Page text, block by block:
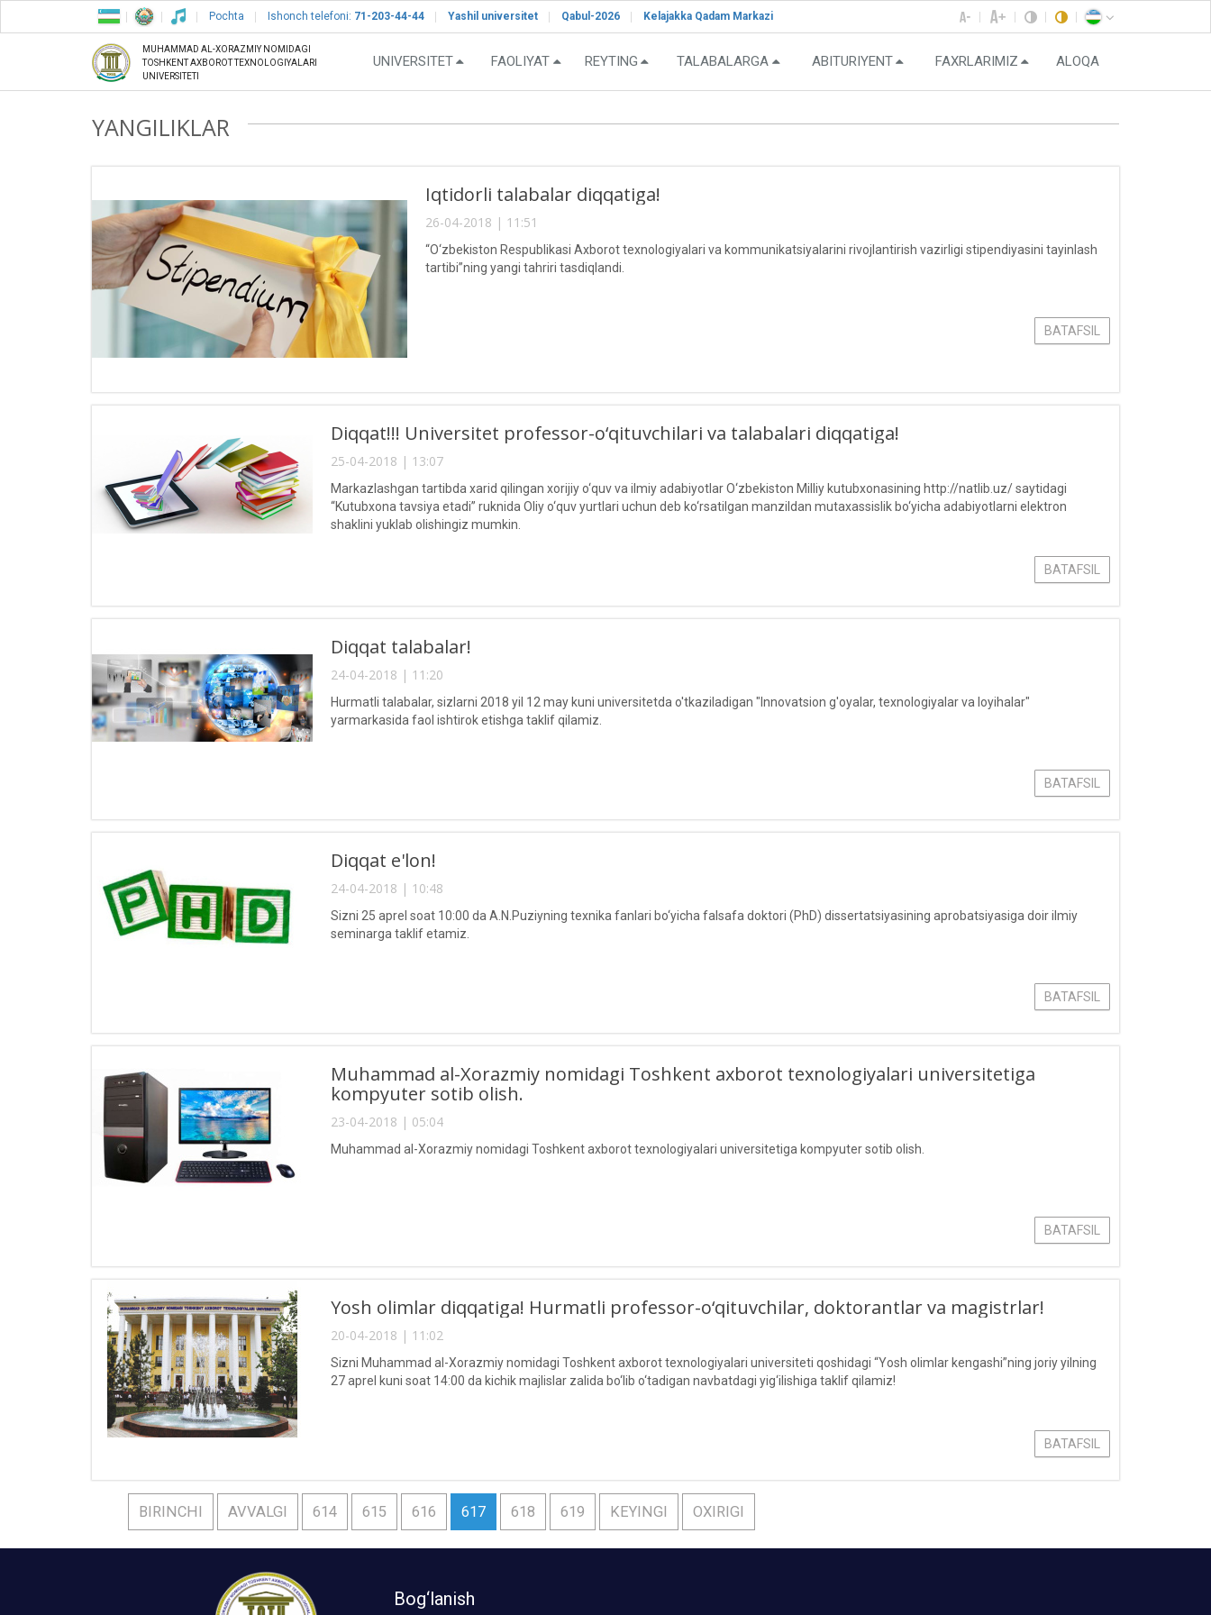
Pochta Ishonch telefoni: 71-203-44-44 Yashil universitet Qabul-2026 Kelajakka Qadam Markazi
MUHAMMAD AL-XORAZMIY NOMIDAGI
TOSHKENT AXBOROT TEXNOLOGIYALARI
UNIVERSITETI
UNIVERSITET FAOLIYAT REYTING TALABALARGA ABITURIYENT FAXRLARIMIZ ALOQA
YANGILIKLAR
Iqtidorli talabalar diqqatiga!
26-04-2018 | 11:51
“O‘zbekiston Respublikasi Axborot texnologiyalari va kommunikatsiyalarini rivojlantirish vazirligi stipendiyasini tayinlash
tartibi”ning yangi tahriri tasdiqlandi.
BATAFSIL
Diqqat!!! Universitet professor-o‘qituvchilari va talabalari diqqatiga!
25-04-2018 | 13:07
Markazlashgan tartibda xarid qilingan xorijiy o‘quv va ilmiy adabiyotlar O‘zbekiston Milliy kutubxonasining http://natlib.uz/ saytidagi
“Kutubxona tavsiya etadi” ruknida Oliy o‘quv yurtlari uchun deb ko‘rsatilgan manzildan mutaxassislik bo‘yicha adabiyotlarni elektron
shaklini yuklab olishingiz mumkin.
BATAFSIL
Diqqat talabalar!
24-04-2018 | 11:20
Hurmatli talabalar, sizlarni 2018 yil 12 may kuni universitetda o'tkaziladigan "Innovatsion g'oyalar, texnologiyalar va loyihalar"
yarmarkasida faol ishtirok etishga taklif qilamiz.
BATAFSIL
Diqqat e'lon!
24-04-2018 | 10:48
Sizni 25 aprel soat 10:00 da A.N.Puziyning texnika fanlari bo‘yicha falsafa doktori (PhD) dissertatsiyasining aprobatsiyasiga doir ilmiy
seminarga taklif etamiz.
BATAFSIL
Muhammad al-Xorazmiy nomidagi Toshkent axborot texnologiyalari universitetiga
kompyuter sotib olish.
23-04-2018 | 05:04
Muhammad al-Xorazmiy nomidagi Toshkent axborot texnologiyalari universitetiga kompyuter sotib olish.
BATAFSIL
Yosh olimlar diqqatiga! Hurmatli professor-o‘qituvchilar, doktorantlar va magistrlar!
20-04-2018 | 11:02
Sizni Muhammad al-Xorazmiy nomidagi Toshkent axborot texnologiyalari universiteti qoshidagi “Yosh olimlar kengashi”ning joriy yilning
27 aprel kuni soat 14:00 da kichik majlislar zalida bo‘lib o‘tadigan navbatdagi yig‘ilishiga taklif qilamiz!
BATAFSIL
BIRINCHI AVVALGI 614 615 616 617 618 619 KEYINGI OXIRIGI
Bog‘lanish